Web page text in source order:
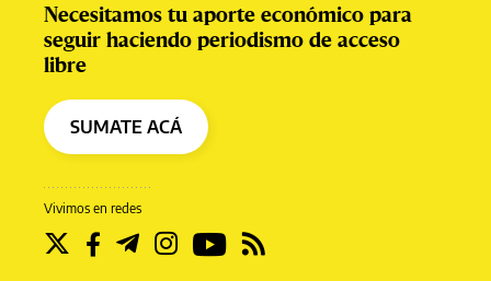
Vivimos en redes
Necesitamos tu aporte económico para
seguir haciendo periodismo de acceso
libre
SUMATE ACÁ